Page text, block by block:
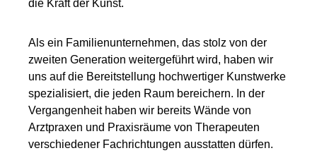
die Kraft der Kunst.
Als ein Familienunternehmen, das stolz von der
zweiten Generation weitergeführt wird, haben wir
uns auf die Bereitstellung hochwertiger Kunstwerke
spezialisiert, die jeden Raum bereichern. In der
Vergangenheit haben wir bereits Wände von
Arztpraxen und Praxisräume von Therapeuten
verschiedener Fachrichtungen ausstatten dürfen.